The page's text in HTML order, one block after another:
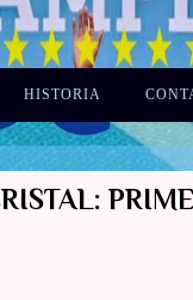
HISTORIA